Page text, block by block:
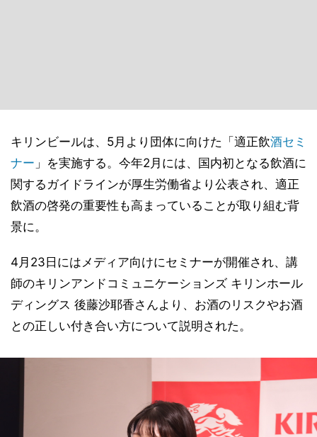
キリンビールは、5月より団体に向けた「適正飲酒セミ
ナー 」を実施する。今年2月には、国内初となる飲酒に
関するガイドラインが厚生労働省より公表され、適正
飲酒の啓発の重要性も高まっていることが取り組む背
景に。
4月23日にはメディア向けにセミナーが開催され、講
師のキリンアンドコミュニケーションズ キリンホール
ディングス 後藤沙耶香さんより、お酒のリスクやお酒
との正しい付き合い方について説明された。